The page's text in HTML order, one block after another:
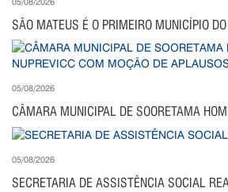
SÃO MATEUS É O PRIMEIRO MUNICÍPIO
05/08/2026
CÂMARA MUNICIPAL DE SOORETAMA
05/08/2026
SECRETARIA DE ASSISTÊNCIA SOCIAL